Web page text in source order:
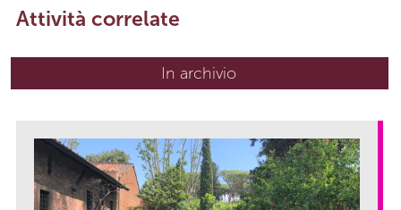
Attività correlate
In archivio